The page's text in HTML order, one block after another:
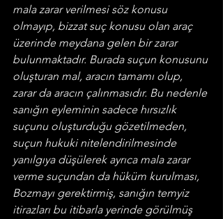
mala zarar verilmesi söz konusu
olmayıp, bizzat suç konusu olan araç
üzerinde meydana gelen bir zarar
bulunmaktadır. Burada suçun konusunu
oluşturan mal, aracın tamamı olup,
zarar da aracın çalınmasıdır. Bu nedenle
sanığın eyleminin sadece hırsızlık
suçunu oluşturduğu gözetilmeden,
suçun hukuki nitelendirilmesinde
yanılgıya düşülerek ayrıca mala zarar
verme suçundan da hüküm kurulması,
Bozmayı gerektirmiş, sanığın temyiz
itirazları bu itibarla yerinde görülmüş